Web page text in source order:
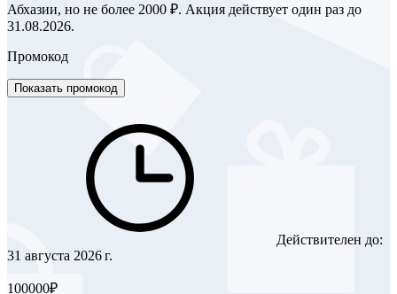
Абхазии, но не более 2000 ₽. Акция действует один раз до
31.08.2026.
Промокод
Показать промокод
Действителен до:
31 августа 2026 г.
100000₽